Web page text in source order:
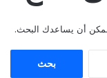
أن يساعدك البحث.